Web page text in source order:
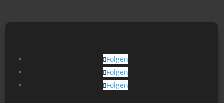
Folgen
Folgen
Folgen